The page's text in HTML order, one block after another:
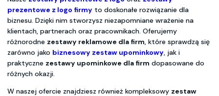
prezentowe z logo firmy to doskonałe rozwiązanie dla
biznesu. Dzięki nim stworzysz niezapomniane wrażenie na
klientach, partnerach oraz pracownikach. Oferujemy
różnorodne zestawy reklamowe dla firm, które sprawdzą się
zarówno jako biznesowy zestaw upominkowy, jak i
praktyczne zestawy upominkowe dla firm dopasowane do
różnych okazji.
W naszej ofercie znajdziesz również kompleksowy zestaw